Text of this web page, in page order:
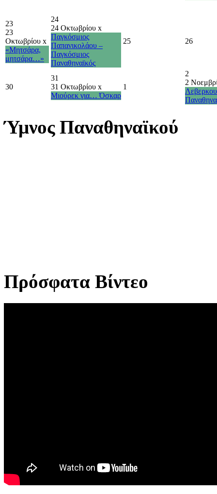
23
23
Οκτωβρίου x
«Μητσάρα,
μητσάρα…»
24
24 Οκτωβρίου x
Παγκόσμιος
Παπανικολάου –
Παγκόσμιος
Παναθηναϊκός
25 26
30
31
31 Οκτωβρίου x
Μιούρεκ για… Όσκαρ
1
2
2
Ύμνος Παναθηναϊκού
Πρόσφατα Βίντεο